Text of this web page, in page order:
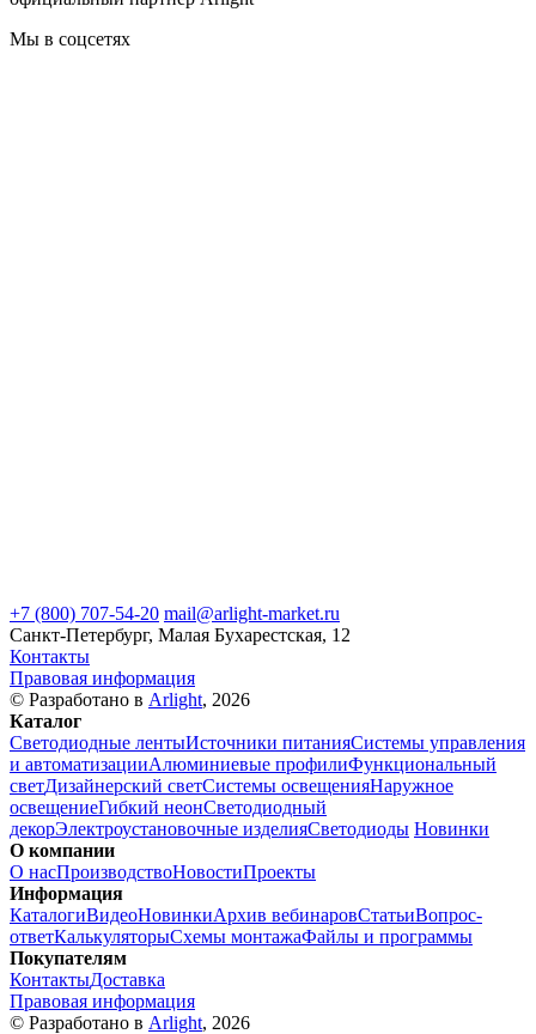
Мы в соцсетях
+7 (800) 707-54-20 mail@arlight-market.ru
Санкт-Петербург, Малая Бухарестская, 12
Контакты
Правовая информация
© Разработано в Arlight, 2026
Каталог
Светодиодные лентыИсточники питанияСистемы управления
и автоматизацииАлюминиевые профилиФункциональный
светДизайнерский светСистемы освещенияНаружное
освещениеГибкий неонСветодиодный
декорЭлектроустановочные изделияСветодиоды Новинки
О компании
О насПроизводствоНовостиПроекты
Информация
КаталогиВидеоНовинкиАрхив вебинаровСтатьиВопрос-
ответКалькуляторыСхемы монтажаФайлы и программы
Покупателям
КонтактыДоставка
Правовая информация
© Разработано в Arlight, 2026